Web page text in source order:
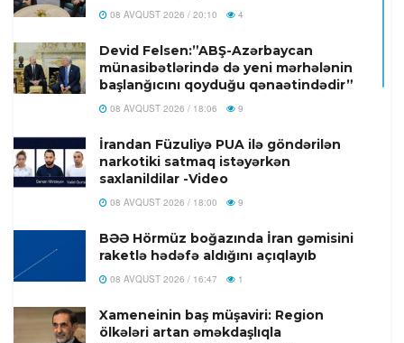
08 AVQUST 2026 / 20:10 4
Devid Felsen:”ABŞ-Azərbaycan
münasibətlərində də yeni mərhələnin
başlanğıcını qoyduğu qənaətindədir”
08 AVQUST 2026 / 18:06 9
İrandan Füzuliyə PUA ilə göndərilən
narkotiki satmaq istəyərkən
saxlanildilar -Video
08 AVQUST 2026 / 18:00 9
BƏƏ Hörmüz boğazında İran gəmisini
raketlə hədəfə aldığını açıqlayıb
08 AVQUST 2026 / 16:47 1
Xameneinin baş müşaviri: Region
ölkələri artan əməkdaşlıqla